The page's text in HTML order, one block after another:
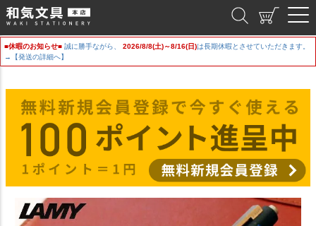
■休暇のお知らせ■ 誠に勝手ながら、 2026/8/8(土)～8/16(日)は長期休暇とさせていただきます。
→【発送の詳細へ】